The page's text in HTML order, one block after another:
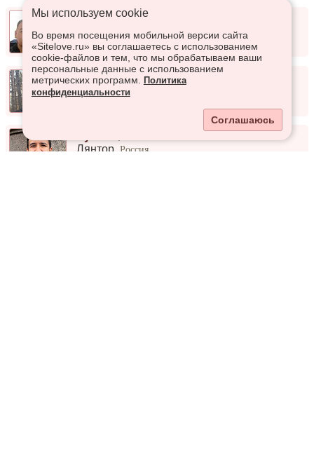
Алексей,43 года
Когалым,Россия
Хороший.
Роман,30 лет
Сургут,Россия
Лянтор ,Россия
Мы используем сookie
Во время посещения мобильной версии сайта
«Sitelove.ru» вы соглашаетесь с использованием
cookie-файлов и тем, что мы обрабатываем ваши
персональные данные с использованием
метрических программ.
Политика
конфиденциальности
Соглашаюсь